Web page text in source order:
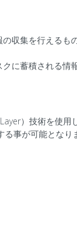
収集を行えるも
に蓄積される情報
）技術を使用
事が可能となり